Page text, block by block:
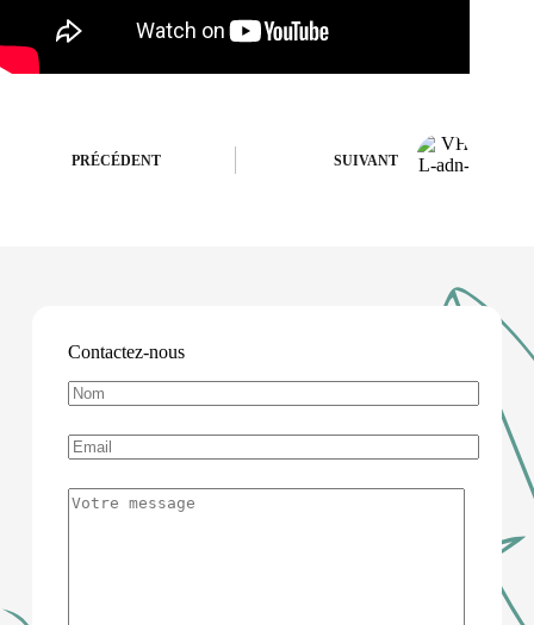
PRÉCÉDENT SUIVANT
Contactez-nous